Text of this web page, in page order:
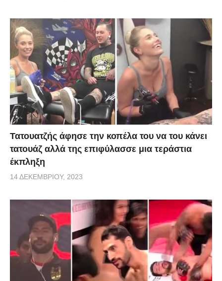
Τατουατζής άφησε την κοπέλα του να του κάνει
τατουάζ αλλά της επιφύλασσε μια τεράστια
έκπληξη
14 ΔΕΚΕΜΒΡΊΟΥ, 2023